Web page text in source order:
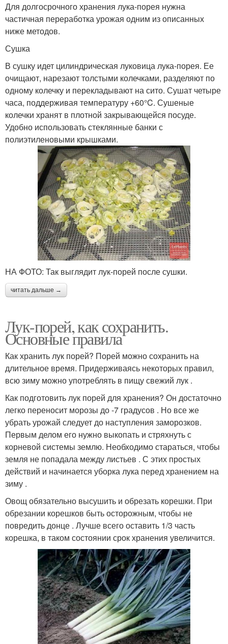
Для долгосрочного хранения лука-порея нужна
частичная переработка урожая одним из описанных
ниже методов.
Сушка
В сушку идет цилиндрическая луковица лука-порея. Ее
очищают, нарезают толстыми колечками, разделяют по
одному колечку и перекладывают на сито. Сушат четыре
часа, поддерживая температуру +60°C. Сушеные
колечки хранят в плотной закрывающейся посуде.
Удобно использовать стеклянные банки с
полиэтиленовыми крышками.
НА ФОТО: Так выглядит лук-порей после сушки.
читать дальше →
Лук-порей, как сохранить.
Основные правила
Как хранить лук порей? Порей можно сохранить на
длительное время. Придерживаясь некоторых правил,
всю зиму можно употреблять в пищу свежий лук .
Как подготовить лук порей для хранения? Он достаточно
легко переносит морозы до -7 градусов . Но все же
убрать урожай следует до наступления заморозков.
Первым делом его нужно выкопать и стряхнуть с
корневой системы землю. Необходимо стараться, чтобы
земля не попадала между листьев . С этих простых
действий и начинается уборка лука перед хранением на
зиму .
Овощ обязательно высушить и обрезать корешки. При
обрезании корешков быть осторожным, чтобы не
повредить донце . Лучше всего оставить 1/3 часть
корешка, в таком состоянии срок хранения увеличится.